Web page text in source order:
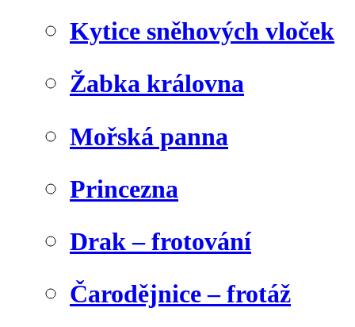
Kytice sněhových vloček
Žabka královna
Mořská panna
Princezna
Drak – frotování
Čarodějnice – frotáž